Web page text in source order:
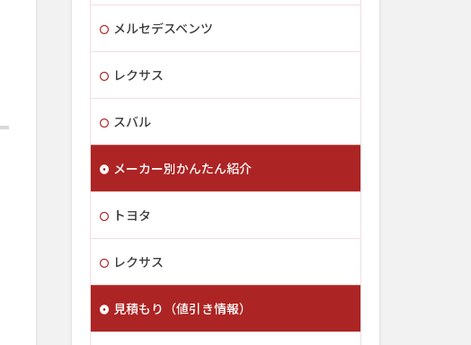
メルセデスベンツ
レクサス
スバル
メーカー別かんたん紹介
トヨタ
レクサス
見積もり（値引き情報）